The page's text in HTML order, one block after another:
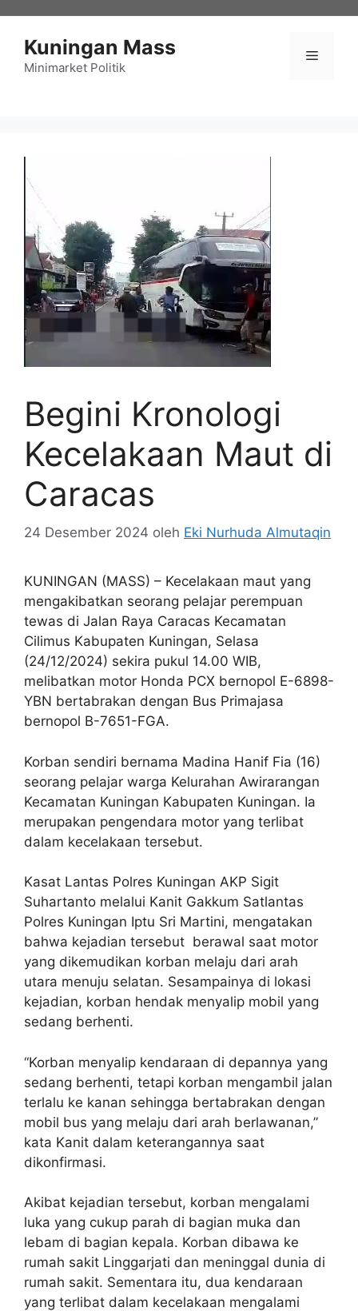
Kuningan Mass
Minimarket Politik
Menu
Begini Kronologi
Kecelakaan Maut di
Caracas
24 Desember 2024 oleh Eki Nurhuda Almutaqin
KUNINGAN (MASS) – Kecelakaan maut yang
mengakibatkan seorang pelajar perempuan
tewas di Jalan Raya Caracas Kecamatan
Cilimus Kabupaten Kuningan, Selasa
(24/12/2024) sekira pukul 14.00 WIB,
melibatkan motor Honda PCX bernopol E-6898-
YBN bertabrakan dengan Bus Primajasa
bernopol B-7651-FGA.
Korban sendiri bernama Madina Hanif Fia (16)
seorang pelajar warga Kelurahan Awirarangan
Kecamatan Kuningan Kabupaten Kuningan. Ia
merupakan pengendara motor yang terlibat
dalam kecelakaan tersebut.
Kasat Lantas Polres Kuningan AKP Sigit
Suhartanto melalui Kanit Gakkum Satlantas
Polres Kuningan Iptu Sri Martini, mengatakan
bahwa kejadian tersebut berawal saat motor
yang dikemudikan korban melaju dari arah
utara menuju selatan. Sesampainya di lokasi
kejadian, korban hendak menyalip mobil yang
sedang berhenti.
“Korban menyalip kendaraan di depannya yang
sedang berhenti, tetapi korban mengambil jalan
terlalu ke kanan sehingga bertabrakan dengan
mobil bus yang melaju dari arah berlawanan,”
kata Kanit dalam keterangannya saat
dikonfirmasi.
Akibat kejadian tersebut, korban mengalami
luka yang cukup parah di bagian muka dan
lebam di bagian kepala. Korban dibawa ke
rumah sakit Linggarjati dan meninggal dunia di
rumah sakit. Sementara itu, dua kendaraan
yang terlibat dalam kecelakaan mengalami